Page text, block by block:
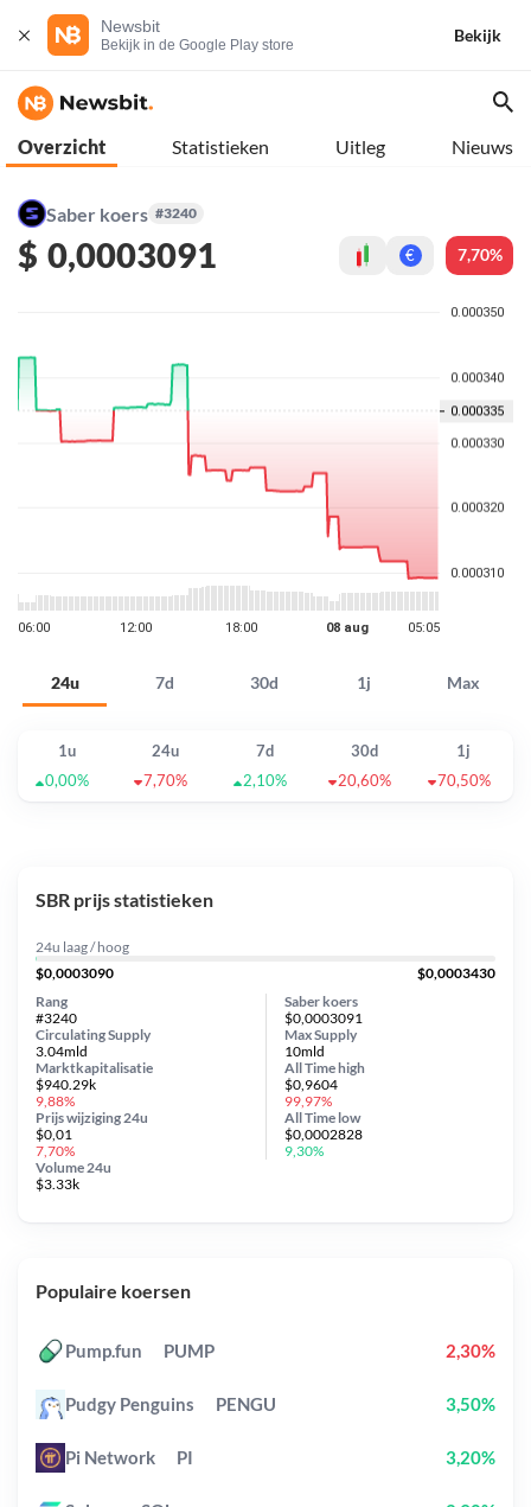
Newsbit
Bekijk in de Google Play store
Bekijk
Overzicht Statistieken Uitleg Nieuws
Saber koers #3240
$ 0,0003091 € 7,70%
24u 7d 30d 1j Max
1u 24u 7d 30d
1j
0,00%
7,70% 2,10% 20,60% 70,50%
SBR prijs statistieken
24u laag / hoog
$0,0003090
$0,0003430
Saber koers
$0,0003091
Circulating Supply
3.04mld
Prijs wijziging 24u
$0,01
7,70%
Max Supply
10mld
Marktkapitalisatie
$940.29k
9,88%
Volume 24u
$3.33k
Rang
#3240
All Timehigh
$0,9604
99,97%
All Time low
$0,0002828
9,30%
Populaire koersen
Pump.fun PUMP 2,30%
Pudgy Penguins PENGU 3,50%
Pi Network PI 3,20%